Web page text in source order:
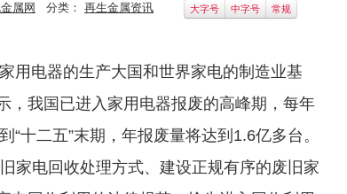
属网 分类： 再生金属资讯 大字号 中字号 常规
电器的生产大国和世界家电的制造业基
，我国已进入家用电器报废的高峰期，每年
十二五”末期，年报废量将达到1.6亿多台。
家电回收处理方式、建设正规有序的废旧家